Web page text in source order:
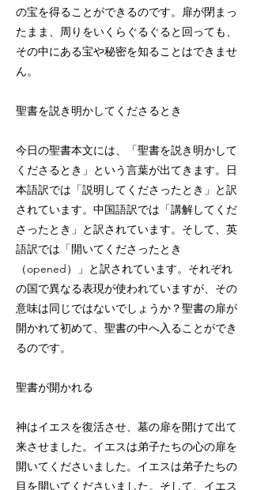
の宝を得ることができるのです。扉が閉まっ
たまま、周りをいくらぐるぐると回っても、
その中にある宝や秘密を知ることはできませ
ん。
聖書を説き明かしてくださるとき
今日の聖書本文には、「聖書を説き明かして
くださるとき」という言葉が出てきます。日
本語訳では「説明してくださったとき」と訳
されています。中国語訳では「講解してくだ
さったとき」と訳されています。そして、英
語訳では「開いてくださったとき
（opened）」と訳されています。それぞれ
の国で異なる表現が使われていますが、その
意味は同じではないでしょうか？聖書の扉が
開かれて初めて、聖書の中へ入ることができ
るのです。
聖書が開かれる
神はイエスを復活させ、墓の扉を開けて出て
来させました。イエスは弟子たちの心の扉を
開いてくださいました。イエスは弟子たちの
目を開いてくださいました。そして、イエス